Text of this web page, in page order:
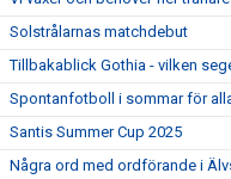
Solstrålarnas matchdebut
Tillbakablick Gothia - vilken
Spontanfotboll i sommar för
Santis Summer Cup 2025
Några ord med ordförande i